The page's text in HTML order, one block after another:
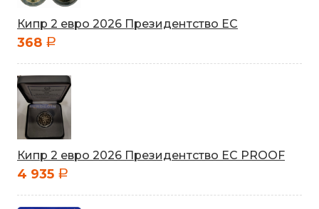
Кипр 2 евро 2026 Президентство ЕС
368 a
Кипр 2 евро 2026 Президентство ЕС PROOF
4 935 a